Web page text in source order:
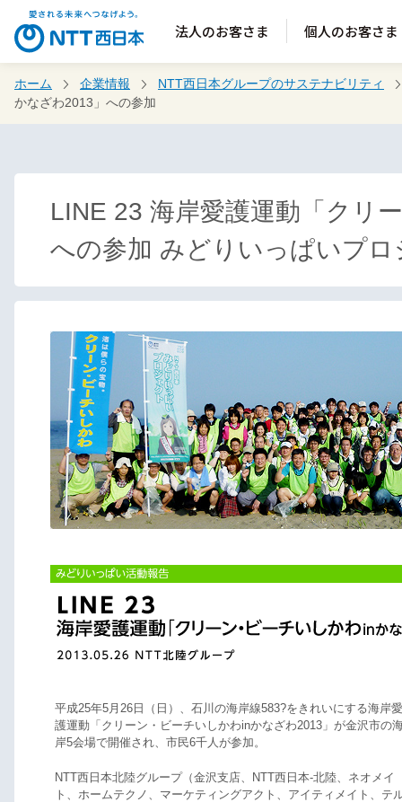
法人のお客さま 個人のお客さま
ホーム 企業情報
NTT西日本グループのサステナビリティ
かなざわ2013」への参加
LINE 23 海岸愛護運動「クリ
への参加 みどりいっぱいプロ
平成25年5月26日（日）、石川の海岸線583?をきれいにする海岸愛
護運動「クリーン・ビーチいしかわinかなざわ2013」が金沢市の
岸5会場で開催され、市民6千人が参加。
NTT西日本北陸グループ（金沢支店、NTT西日本-北陸、ネオメイ
ト、ホームテクノ、マーケティングアクト、アイティメイト、テ